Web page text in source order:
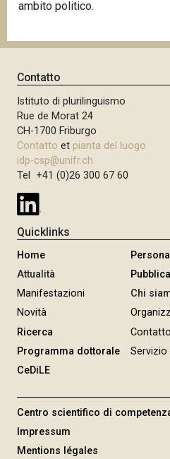
ambito politico.
Contatto
Istituto di plurilinguismo
Rue de Morat 24
CH-1700 Friburgo
Contatto et pianta del luogo
idp-csp@unifr.ch
Tel +41 (0)26 300 67 60
Quicklinks
Home
Attualità
Manifestazioni
Novità
Ricerca
Programma dottorale
CeDiLE
Chi
Centro scientifico di
Impressum
Mentions légales